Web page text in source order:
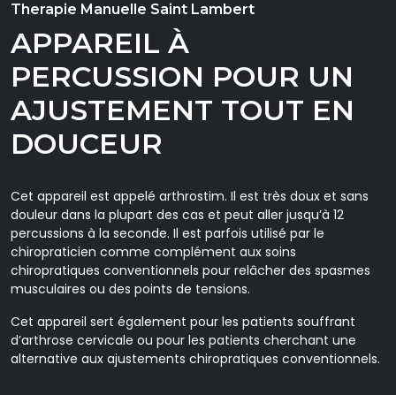
Therapie Manuelle Saint Lambert
APPAREIL À
PERCUSSION POUR UN
AJUSTEMENT TOUT EN
DOUCEUR
Cet appareil est appelé arthrostim. Il est très doux et sans
douleur dans la plupart des cas et peut aller jusqu’à 12
percussions à la seconde. Il est parfois utilisé par le
chiropraticien comme complément aux soins
chiropratiques conventionnels pour relâcher des spasmes
musculaires ou des points de tensions.
Cet appareil sert également pour les patients souffrant
d’arthrose cervicale ou pour les patients cherchant une
alternative aux ajustements chiropratiques conventionnels.